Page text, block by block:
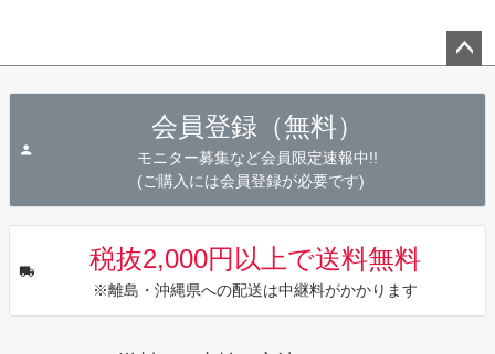
会員登録（無料）
モニター募集など会員限定速報中!!
(ご購入には会員登録が必要です)
税抜2,000円以上で送料無料
※離島・沖縄県への配送は中継料がかかります